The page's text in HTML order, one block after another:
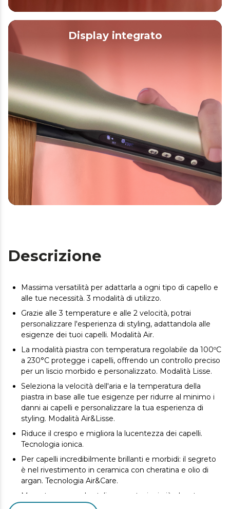
Display integrato
Descrizione
Massima versatilità per adattarla a ogni tipo di capello e
alle tue necessità. 3 modalità di utilizzo.
Grazie alle 3 temperature e alle 2 velocità, potrai
personalizzare l'esperienza di styling, adattandola alle
esigenze dei tuoi capelli. Modalità Air.
La modalità piastra con temperatura regolabile da 100ºC
a 230°C protegge i capelli, offrendo un controllo preciso
per un liscio morbido e personalizzato. Modalità Lisse.
Seleziona la velocità dell'aria e la temperatura della
piastra in base alle tue esigenze per ridurre al minimo i
danni ai capelli e personalizzare la tua esperienza di
styling. Modalità Air&Lisse.
Riduce il crespo e migliora la lucentezza dei capelli.
Tecnologia ionica.
Per capelli incredibilmente brillanti e morbidi: il segreto
è nel rivestimento in ceramica con cheratina e olio di
argan. Tecnologia Air&Care.
Meno tempo per lo styling, prestazioni più elevate e
motore silenzioso. Motore Brushless.